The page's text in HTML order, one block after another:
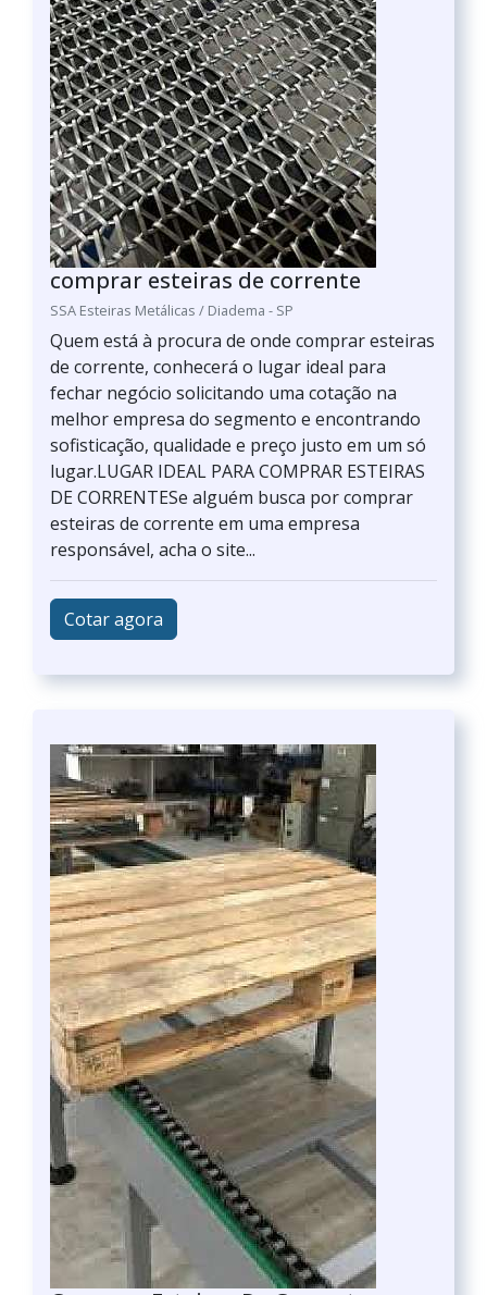
comprar esteiras de corrente
SSA Esteiras Metálicas / Diadema - SP
Quem está à procura de onde comprar esteiras
de corrente, conhecerá o lugar ideal para
fechar negócio solicitando uma cotação na
melhor empresa do segmento e encontrando
sofisticação, qualidade e preço justo em um só
lugar.LUGAR IDEAL PARA COMPRAR ESTEIRAS
DE CORRENTESe alguém busca por comprar
esteiras de corrente em uma empresa
responsável, acha o site...
Cotar agora